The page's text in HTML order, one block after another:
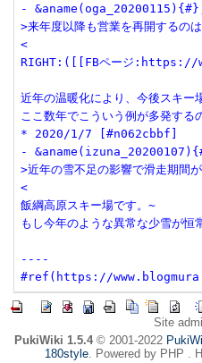
-
>来年度以降も営業を再開するの
<
RIGHT:([[FBページ:https://
近年の温暖化により、今後スキー
ここ数年でこういう例が多発す
* 2020/1/7 [#n062cbbf]
- &aname(izuna_20200107){#};[[譲
>近年の雪不足の影響で滑走期間
<
飯綱高原スキー場です。~
もし今年のような異常な少雪が
----
#ref(https://
Site
PukiWiki 1.5.4© 2001-2022
180style. Powered by PHP .